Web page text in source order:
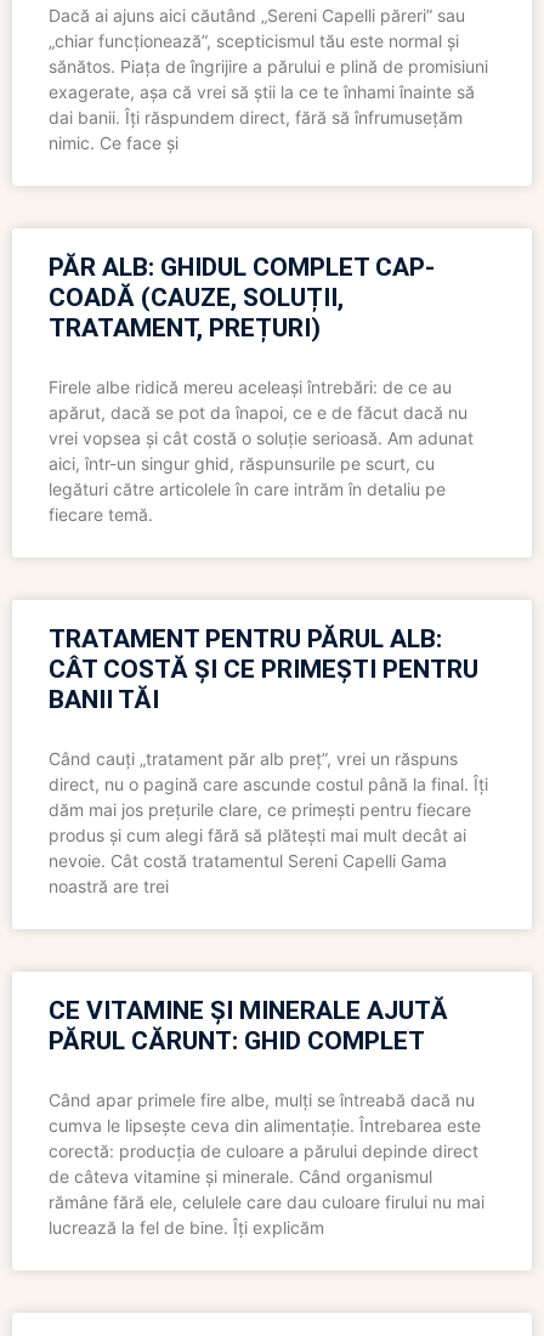
Dacă ai ajuns aici căutând „Sereni Capelli păreri” sau
„chiar funcționează”, scepticismul tău este normal și
sănătos. Piața de îngrijire a părului e plină de promisiuni
exagerate, așa că vrei să știi la ce te înhami înainte să
dai banii. Îți răspundem direct, fără să înfrumusețăm
nimic. Ce face și
PĂR ALB: GHIDUL COMPLET CAP-
COADĂ (CAUZE, SOLUȚII,
TRATAMENT, PREȚURI)
Firele albe ridică mereu aceleași întrebări: de ce au
apărut, dacă se pot da înapoi, ce e de făcut dacă nu
vrei vopsea și cât costă o soluție serioasă. Am adunat
aici, într-un singur ghid, răspunsurile pe scurt, cu
legături către articolele în care intrăm în detaliu pe
fiecare temă.
TRATAMENT PENTRU PĂRUL ALB:
CÂT COSTĂ ȘI CE PRIMEȘTI PENTRU
BANII TĂI
Când cauți „tratament păr alb preț”, vrei un răspuns
direct, nu o pagină care ascunde costul până la final. Îți
dăm mai jos prețurile clare, ce primești pentru fiecare
produs și cum alegi fără să plătești mai mult decât ai
nevoie. Cât costă tratamentul Sereni Capelli Gama
noastră are trei
CE VITAMINE ȘI MINERALE AJUTĂ
PĂRUL CĂRUNT: GHID COMPLET
Când apar primele fire albe, mulți se întreabă dacă nu
cumva le lipsește ceva din alimentație. Întrebarea este
corectă: producția de culoare a părului depinde direct
de câteva vitamine și minerale. Când organismul
rămâne fără ele, celulele care dau culoare firului nu mai
lucrează la fel de bine. Îți explicăm